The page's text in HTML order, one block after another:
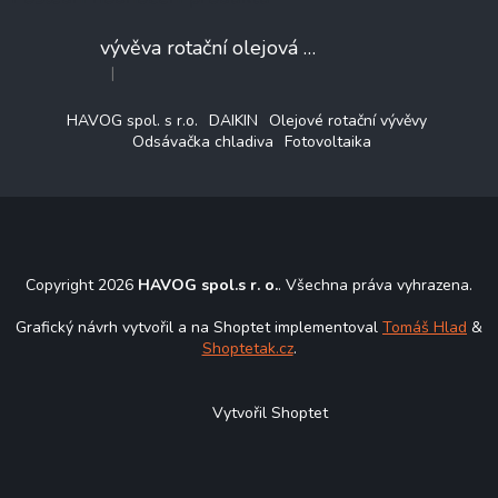
vývěva rotační olejová VALUE VE225N
Hodnocení produktu je 3 z 5 hvězdiček.
|
HAVOG spol. s r.o. DAIKIN Olejové rotační vývěvy
Odsávačka chladiva Fotovoltaika
Copyright 2026 HAVOG spol.s r. o.. Všechna práva vyhrazena.
Grafický návrh vytvořil a na Shoptet implementoval Tomáš Hlad &
Shoptetak.cz.
Vytvořil Shoptet